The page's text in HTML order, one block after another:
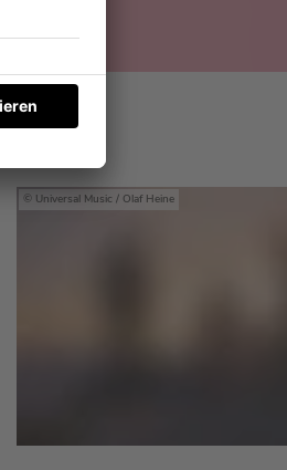
Universal Music / Olaf Heine